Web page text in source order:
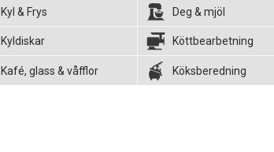
Kyl & Frys Deg & mjöl
Kyldiskar Köttbearbetning
Kafé, glass & våfflor Köksberedning